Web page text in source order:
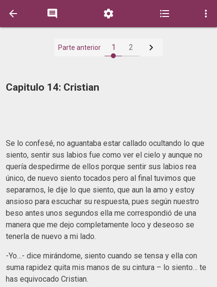
    
Parte anterior 1 2 
Capitulo 14: Cristian
Se lo confesé, no aguantaba estar callado ocultando lo que
siento, sentir sus labios fue como ver el cielo y aunque no
quería despedirme de ellos porque sentir sus labios rea
único, de nuevo siento tocados pero al final tuvimos que
separarnos, le dije lo que siento, que aun la amo y estoy
ansioso para escuchar su respuesta, pues según nuestro
beso antes unos segundos ella me correspondió de una
manera que me dejo completamente loco y deseoso se
tenerla de nuevo a mi lado.
-Yo…- dice mirándome, siento cuando se tensa y ella con
suma rapidez quita mis manos de su cintura – lo siento… te
has equivocado Cristian.